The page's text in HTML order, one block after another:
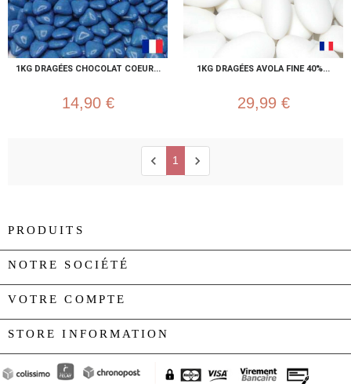
1KG DRAGÉES CHOCOLAT COEUR...
14,90 €
1KG DRAGÉES AVOLA FINE 40%...
29,99 €
chevron_left 1 chevron_right
PRODUITS
NOTRE SOCIÉTÉ
VOTRE COMPTE
STORE INFORMATION